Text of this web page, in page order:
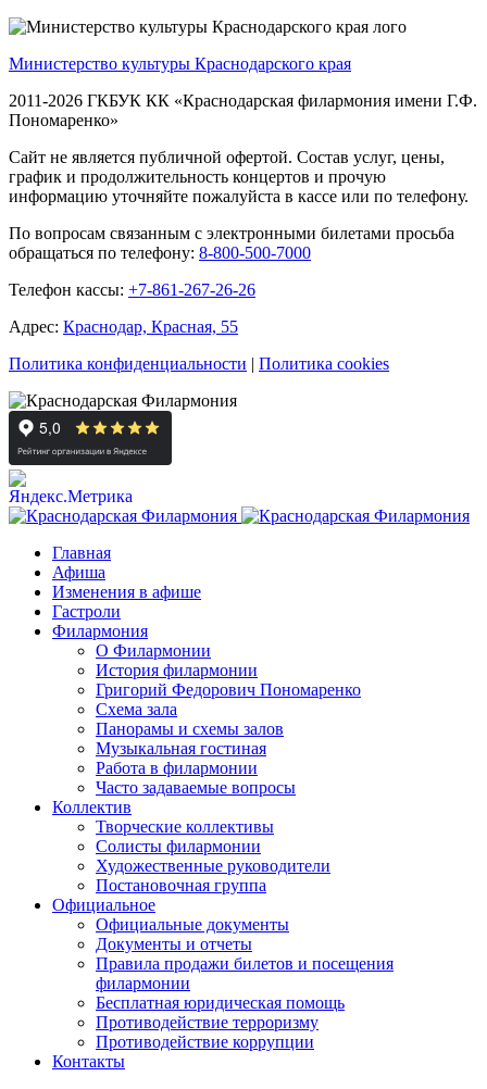
Министерство культуры Краснодарского края
2011-2026 ГКБУК КК «Краснодарская филармония имени Г.Ф.
Пономаренко»
Сайт не является публичной офертой. Состав услуг, цены,
график и продолжительность концертов и прочую
информацию уточняйте пожалуйста в кассе или по телефону.
По вопросам связанным с электронными билетами просьба
обращаться по телефону: 8-800-500-7000
Телефон кассы: +7-861-267-26-26
Адрес: Краснодар, Красная, 55
Политика конфиденциальности | Политика cookies
Главная
Афиша
Изменения в афише
Гастроли
Филармония
О Филармонии
История филармонии
Григорий Федорович Пономаренко
Схема зала
Панорамы и схемы залов
Музыкальная гостиная
Работа в филармонии
Часто задаваемые вопросы
Коллектив
Творческие коллективы
Солисты филармонии
Художественные руководители
Постановочная группа
Официальное
Официальные документы
Документы и отчеты
Правила продажи билетов и посещения
филармонии
Бесплатная юридическая помощь
Противодействие терроризму
Противодействие коррупции
Контакты